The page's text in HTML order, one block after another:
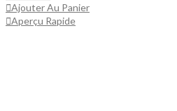
Ajouter Au Panier
Aperçu Rapide